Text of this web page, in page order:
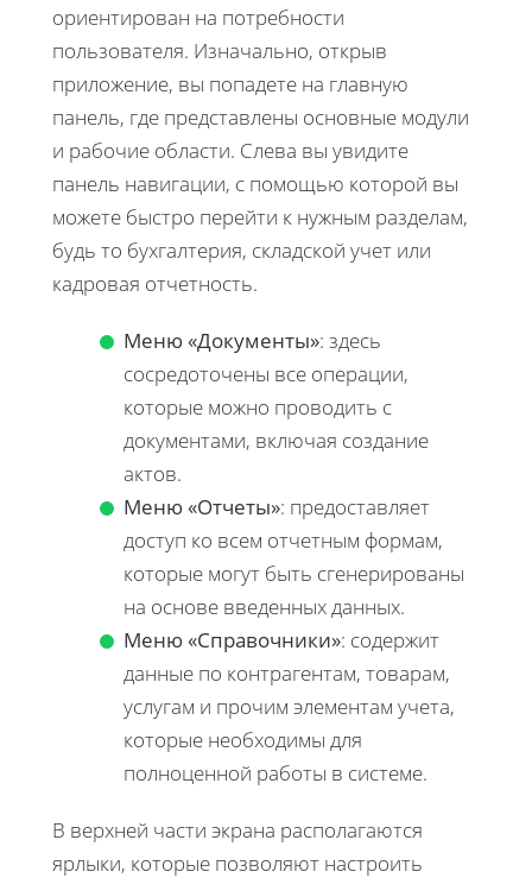
ориентирован на потребности
пользователя. Изначально, открыв
приложение, вы попадете на главную
панель, где представлены основные модули
и рабочие области. Слева вы увидите
панель навигации, с помощью которой вы
можете быстро перейти к нужным разделам,
будь то бухгалтерия, складской учет или
кадровая отчетность.
Меню «Документы»: здесь
сосредоточены все операции,
которые можно проводить с
документами, включая создание
актов.
Меню «Отчеты»: предоставляет
доступ ко всем отчетным формам,
которые могут быть сгенерированы
на основе введенных данных.
Меню «Справочники»: содержит
данные по контрагентам, товарам,
услугам и прочим элементам учета,
которые необходимы для
полноценной работы в системе.
В верхней части экрана располагаются
ярлыки, которые позволяют настроить